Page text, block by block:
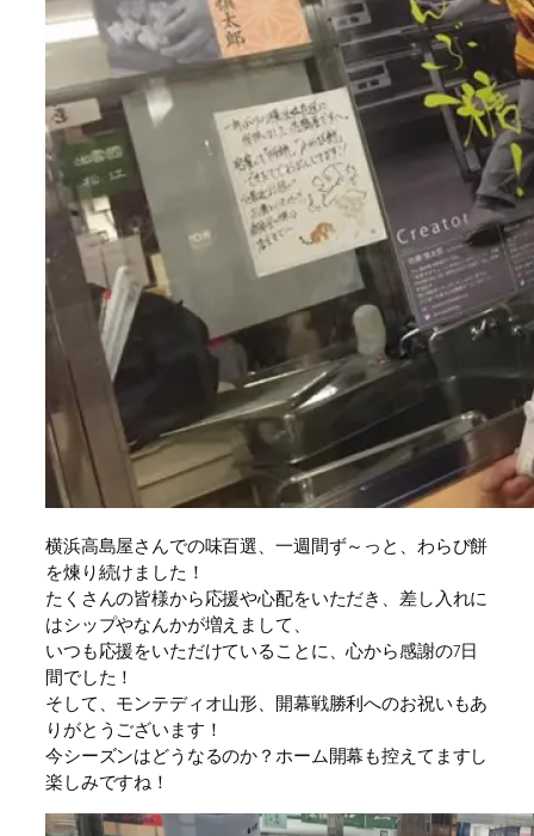
横浜高島屋さんでの味百選、一週間ず～っと、わらび餅
を煉り続けました！
たくさんの皆様から応援や心配をいただき、差し入れに
はシップやなんかが増えまして、
いつも応援をいただけていることに、心から感謝の7日
間でした！
そして、モンテディオ山形、開幕戦勝利へのお祝いもあ
りがとうございます！
今シーズンはどうなるのか？ホーム開幕も控えてますし
楽しみですね！